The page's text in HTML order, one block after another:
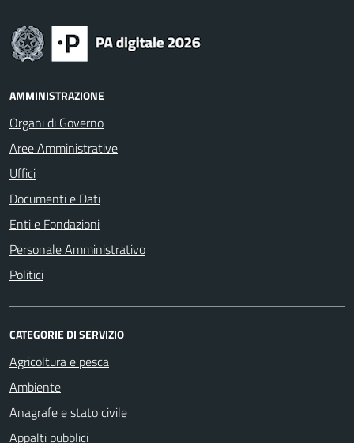
AMMINISTRAZIONE
Organi di Governo
Aree Amministrative
Uffici
Documenti e Dati
Enti e Fondazioni
Personale Amministrativo
Politici
CATEGORIE DI SERVIZIO
Agricoltura e pesca
Ambiente
Anagrafe e stato civile
Appalti pubblici